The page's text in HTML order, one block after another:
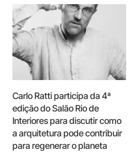
Carlo Ratti participa da 4ª
edição do Salão Rio de
Interiores para discutir como
a arquitetura pode contribuir
para regenerar o planeta